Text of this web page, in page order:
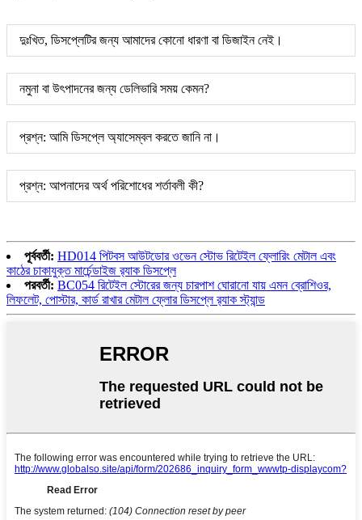
দুঃখিত, ডিসপ্লেটির জন্য আমাদের কোনো ধারণা বা ডিজাইন নেই।
নমুনা বা উৎপাদনের জন্য ডেলিভারি সময় কেমন?
প্রশ্ন: আমি ডিসপ্লে অ্যাসেম্বল করতে জানি না।
প্রশ্ন: আপনাদের অর্থ পরিশোধের শর্তাবলী কী?
পূর্ববর্তী: HD014 পিটবস আউটডোর ওভেন স্টোভ রিটেইল ফ্লোরিং মেটাল এবং
কাঠের চাকাযুক্ত মার্চেন্ডাইজ র‍্যাক ডিসপ্লে
পরবর্তী: BC054 রিটেইল স্টোরের জন্য চারপাশ ঘোরানো যায় এমন ব্রোশিওর,
লিফলেট, পোস্টার, কার্ড রাখার মেটাল ফ্লোর ডিসপ্লে র‍্যাক স্ট্যান্ড